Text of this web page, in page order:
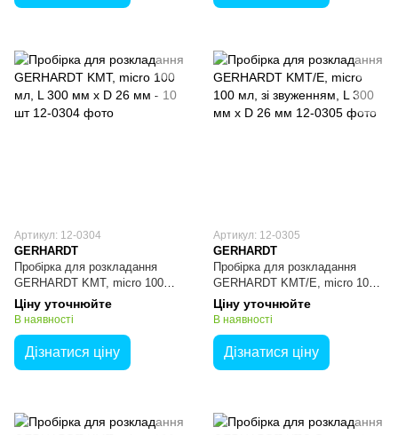
Артикул: 12-0304
GERHARDT
Пробірка для розкладання
GERHARDT KMT, micro 100
мл, L 300 мм x D 26 мм - 10 шт
Ціну уточнюйте
В наявності
Дізнатися ціну
Артикул: 12-0305
GERHARDT
Пробірка для розкладання
GERHARDT KMT/E, micro 100
мл, зі звуженням, L 300 мм x D
26 мм
Ціну уточнюйте
В наявності
Дізнатися ціну